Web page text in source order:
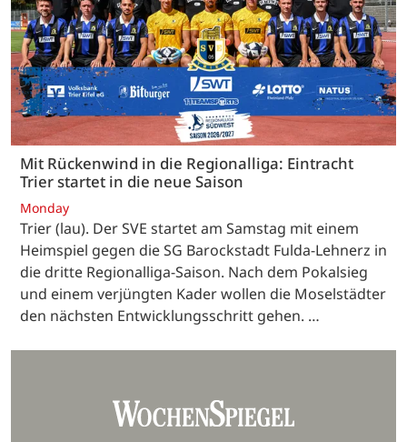
Mit Rückenwind in die Regionalliga: Eintracht
Trier startet in die neue Saison
Monday
Trier (lau). Der SVE startet am Samstag mit einem
Heimspiel gegen die SG Barockstadt Fulda-Lehnerz in
die dritte Regionalliga-Saison. Nach dem Pokalsieg
und einem verjüngten Kader wollen die Moselstädter
den nächsten Entwicklungsschritt gehen. …